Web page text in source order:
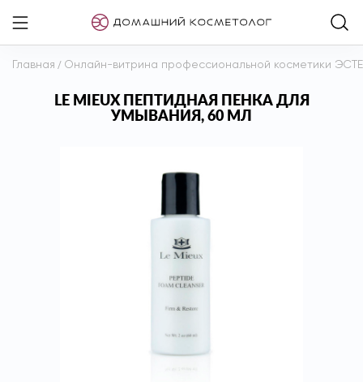
Главная / Онлайн-витрина профессиональной косметики
LE MIEUX ПЕПТИДНАЯ ПЕНКА ДЛЯ
УМЫВАНИЯ, 60 МЛ